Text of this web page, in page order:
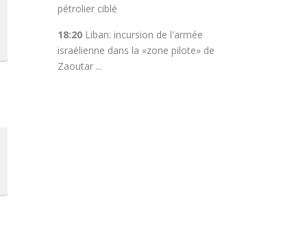
pétrolier ciblé
18:20Liban: incursion de l'armée
israélienne dans la «zone pilote» de
Zaoutar ...